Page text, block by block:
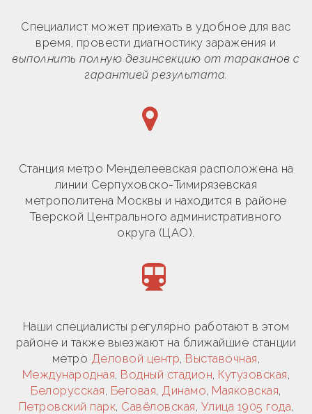
Специалист может приехать в удобное для вас
время, провести диагностику заражения и
выполнить полную дезинсекцию от тараканов с
гарантией результата.
Станция метро Менделеевская расположена на
линии Серпуховско-Тимирязевская
метрополитена Москвы и находится в районе
Тверской Центрального административного
округа (ЦАО).
Наши специалисты регулярно работают в этом
районе и также выезжают на ближайшие станции
метро Деловой центр, Выставочная,
Международная, Водный стадион, Кутузовская,
Белорусская, Беговая, Динамо, Маяковская,
Петровский парк, Савёловская, Улица 1905 года,